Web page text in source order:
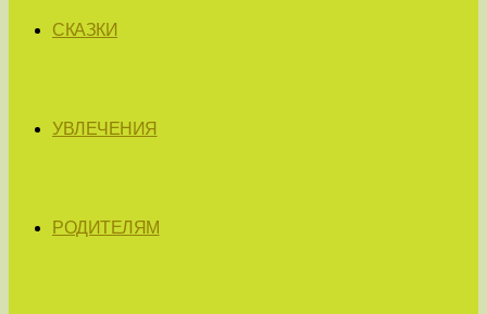
СКАЗКИ
УВЛЕЧЕНИЯ
РОДИТЕЛЯМ